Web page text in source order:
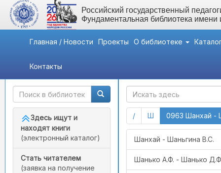
Российский государственный
Фундаментальная библиотека
Главная / Новости Проекты О библиотеке
Контакты
Быстрый доступ
Здесь ищут и
находят книги
(электронный каталог)
Стать читателем
(заявка на получение
/(current)
Ш (current)
0963 Шанхай -
Шанхай - Шаньгина В.С.
Шанько А.Ф. - Шанько